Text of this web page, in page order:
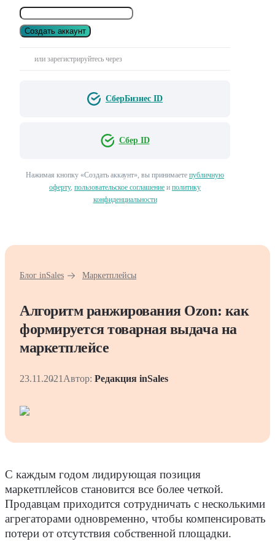
Создать аккаунт
или зарегистрируйтесь через
СберБизнес ID
Сбер ID
Нажимая кнопку «Создать аккаунт», вы принимаете публичную
оферту, пользовательское соглашение и политику
конфиденциальности
Блог inSales Маркетплейсы
Алгоритм ранжирования Ozon: как
формируется товарная выдача на
маркетплейсе
23.11.2021 Автор: Редакция inSales
С каждым годом лидирующая позиция
маркетплейсов становится все более четкой.
Продавцам приходится сотрудничать с несколькими
агрегаторами одновременно, чтобы компенсировать
потери от отсутствия собственной площадки.